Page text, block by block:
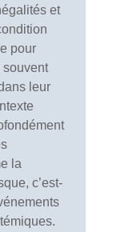
et
pour
souvent
leur
la
c’est-